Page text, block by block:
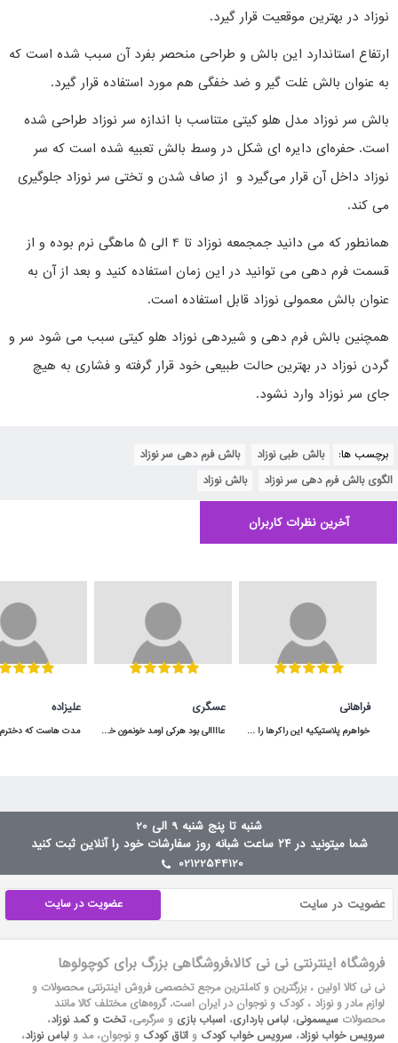
نوزاد در بهترین موقعیت قرار گیرد.
ارتفاع استاندارد این بالش و طراحی منحصر بفرد آن سبب شده است که
به عنوان بالش غلت گیر و ضد خفگی هم مورد استفاده قرار گیرد.
بالش سر نوزاد مدل هلو کیتی متناسب با اندازه‌ سر نوزاد طراحی شده
است. حفره‌ای دایره ای شکل در وسط بالش تعبیه شده است که سر
نوزاد داخل آن قرار می‌گیرد و از صاف شدن و تختی سر نوزاد جلوگیری
می کند.
همانطور که می دانید جمجمعه نوزاد تا 4 الی 5 ماهگی نرم بوده و از
قسمت فرم دهی می توانید در این زمان استفاده کنید و بعد از آن به
عنوان بالش معمولی نوزاد قابل استفاده است.
همچنین بالش فرم دهی و شیردهی نوزاد هلو کیتی سبب می شود سر و
گردن نوزاد در بهترین حالت طبیعی خود قرار گرفته و فشاری به هیچ
جای سر نوزاد وارد نشود.
برچسب ها: بالش طبی نوزاد بالش فرم دهی سر نوزاد
الگوی بالش فرم دهی سر نوزاد
بالش نوزاد
آخرین نظرات کاربران
فراهانی
خواهرم پلاستیکیه این راکرها را برای دخترش خریده بود ولی اصلا خوب نبود و تعادل بچه حفظ نمیشد ولی من این راکر چوبی را خریدم خیلی عالی بود مرسی
عسگری
عاااالی بود هرکی اومد خونمون خوشش اومده هرچند که رنگ قسمت قهوه ایش دقیقا مثل عکس نبود و تیره تر هست .
علیزاده
شنبه تا پنج شنبه 9 الی 20
شما میتونید در ۲۴ ساعت شبانه روز سفارشات خود را آنلاین ثبت کنید
02122544120
عضویت در سایت
فروشگاه اینترنتی نی نی کالا،فروشگاهی بزرگ برای کوچولوها
نی نی کالا اولین ، بزرگترین و کاملترین مرجع تخصصی فروش اینترنتی محصولات و
لوازم مادر و نوزاد ، کودک و نوجوان در ایران است. گروه‏‏‌های مختلف کالا مانند
محصولات سیسمونی، لباس بارداری، اسباب بازی و سرگرمی،تخت و کمد نوزاد،
سرویس خواب نوزاد، سرویس خواب کودک و اتاق کودک و نوجوان، مد و لباس نوزاد،